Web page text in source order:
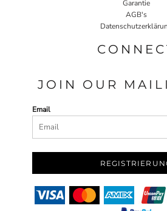
Garantie
AGB's
JOIN OUR
Email